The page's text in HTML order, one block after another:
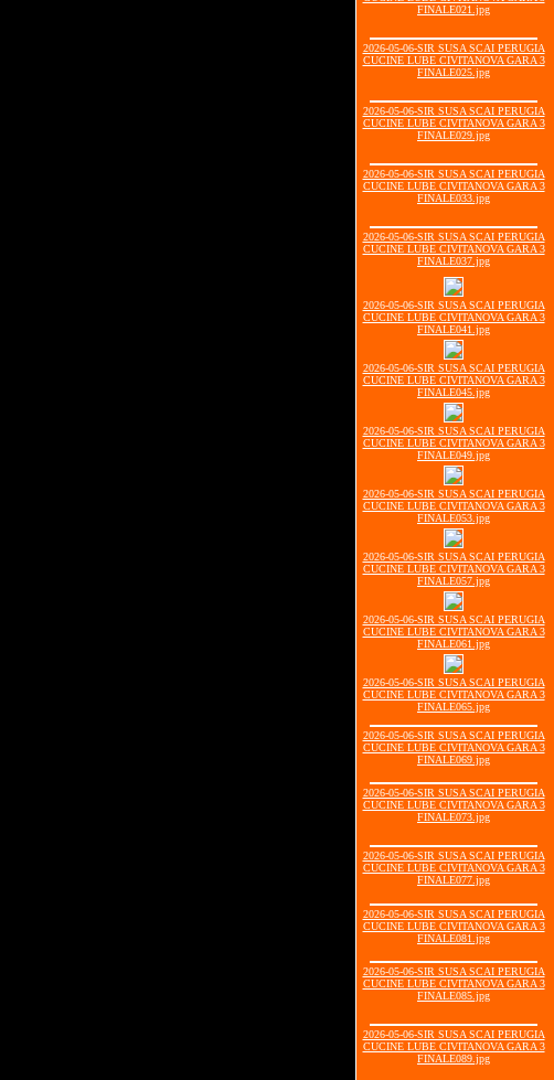
FINALE021.jpg
2026-05-06-SIR SUSA SCAI PERUGIA
CUCINE LUBE CIVITANOVA GARA 3
FINALE025.jpg
2026-05-06-SIR SUSA SCAI PERUGIA
CUCINE LUBE CIVITANOVA GARA 3
FINALE029.jpg
2026-05-06-SIR SUSA SCAI PERUGIA
CUCINE LUBE CIVITANOVA GARA 3
FINALE033.jpg
2026-05-06-SIR SUSA SCAI PERUGIA
CUCINE LUBE CIVITANOVA GARA 3
FINALE037.jpg
2026-05-06-SIR SUSA SCAI PERUGIA
CUCINE LUBE CIVITANOVA GARA 3
FINALE041.jpg
2026-05-06-SIR SUSA SCAI PERUGIA
CUCINE LUBE CIVITANOVA GARA 3
FINALE045.jpg
2026-05-06-SIR SUSA SCAI PERUGIA
CUCINE LUBE CIVITANOVA GARA 3
FINALE049.jpg
2026-05-06-SIR SUSA SCAI PERUGIA
CUCINE LUBE CIVITANOVA GARA 3
FINALE053.jpg
2026-05-06-SIR SUSA SCAI PERUGIA
CUCINE LUBE CIVITANOVA GARA 3
FINALE057.jpg
2026-05-06-SIR SUSA SCAI PERUGIA
CUCINE LUBE CIVITANOVA GARA 3
FINALE061.jpg
2026-05-06-SIR SUSA SCAI PERUGIA
CUCINE LUBE CIVITANOVA GARA 3
FINALE065.jpg
2026-05-06-SIR SUSA SCAI PERUGIA
CUCINE LUBE CIVITANOVA GARA 3
FINALE069.jpg
2026-05-06-SIR SUSA SCAI PERUGIA
CUCINE LUBE CIVITANOVA GARA 3
FINALE073.jpg
2026-05-06-SIR SUSA SCAI PERUGIA
CUCINE LUBE CIVITANOVA GARA 3
FINALE077.jpg
2026-05-06-SIR SUSA SCAI PERUGIA
CUCINE LUBE CIVITANOVA GARA 3
FINALE081.jpg
2026-05-06-SIR SUSA SCAI PERUGIA
CUCINE LUBE CIVITANOVA GARA 3
FINALE085.jpg
2026-05-06-SIR SUSA SCAI PERUGIA
CUCINE LUBE CIVITANOVA GARA 3
FINALE089.jpg